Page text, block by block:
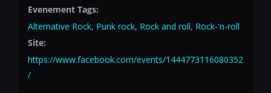
Evenement Tags:
Alternative Rock, Punk rock, Rock and roll, Rock-'n-roll
Site:
https://www.facebook.com/events/1444773116080352
/